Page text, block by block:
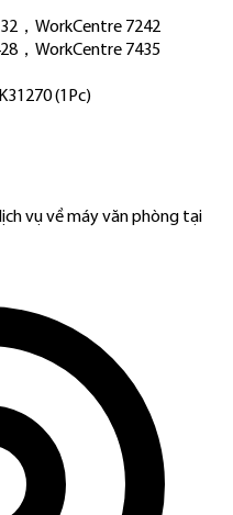
，WorkCentre 7242
，WorkCentre 7435
(1Pc)
vụ về máy văn phòng tại